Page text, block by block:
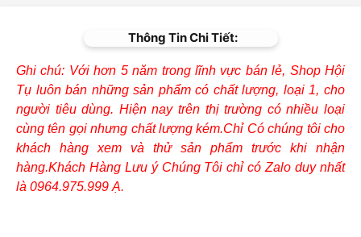
Thông Tin Chi Tiết:
Ghi chú: Với hơn 5 năm trong lĩnh vực bán lẻ, Shop Hội
Tụ luôn bán những sản phẩm có chất lượng, loại 1, cho
người tiêu dùng. Hiện nay trên thị trường có nhiều loại
cùng tên gọi nhưng chất lượng kém.Chỉ Có chúng tôi cho
khách hàng xem và thử sản phẩm trước khi nhận
hàng.Khách Hàng Lưu ý Chúng Tôi chỉ có Zalo duy nhất
là 0964.975.999 Ạ.